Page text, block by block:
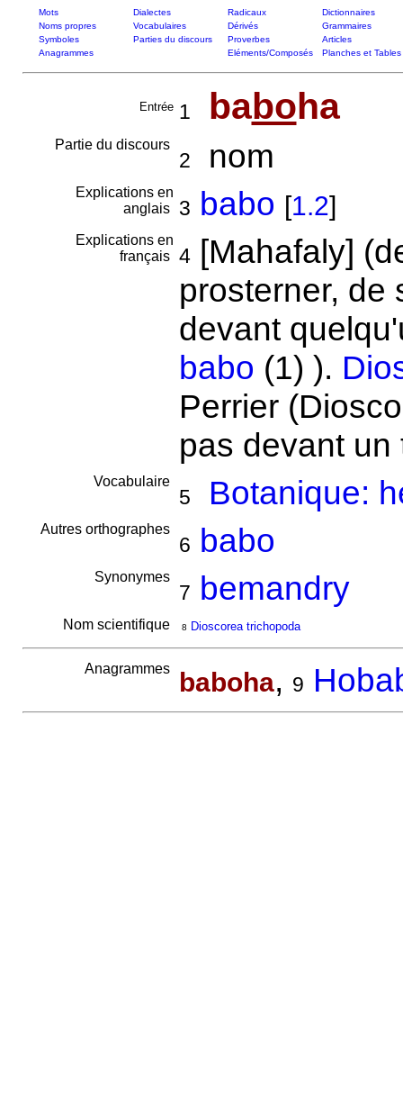
Mots Dialectes Radicaux
Dictionnaires
Noms propres
Vocabulaires Dérivés
Grammaires
Symboles
Parties du discours Proverbes
Articles
Anagrammes
Eléments/Composés Planches et Tables
Entrée 1 baboha
Partie du discours
2 nom
Explications en
anglais
3 babo [1.2]
Explications en
français 4[Mahafaly]
prosterner, de
devant
babo (1) ).
Perrier
pas devant
Vocabulaire
5 Botanique:
Autres orthographes
6 babo
Synonymes
7 bemandry
Nom scientifique 8 Dioscorea trichopoda
Anagrammes baboha, 9